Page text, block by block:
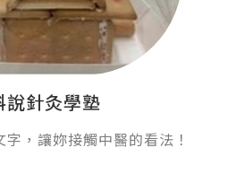
說針灸學塾
，讓妳接觸中醫的看法！